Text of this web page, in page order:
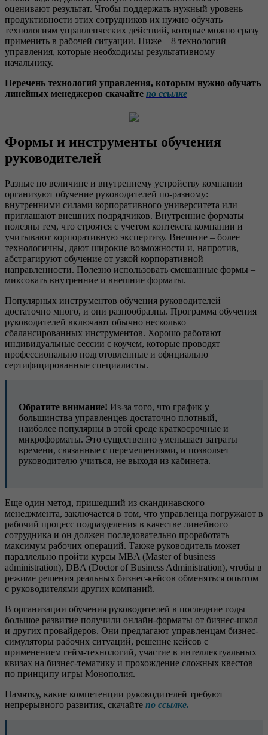
оценивают результат. Чтобы поддержать нужный уровень
продуктивности этих сотрудников их нужно обучать
технологиям управленческих действий, которые можно сразу
применить в рабочей ситуации. Ниже – 8 технологий
управления, которые необходимы результативному
начальнику.
Перечень технологий управления, которым нужно обучать
линейных менеджеров скачайте по ссылке
Формы и инструменты обучения
руководителей
Разные по величине и внутреннему устройству компании
организуют обучение руководителей по-разному:
внутренними силами корпоративного университета или
приглашают внешних подрядчиков. Внутренние форматы
полезны тем, что строятся с учетом контекста компании и
учитывают корпоративную экспертизу. Внешние – более
технологичны, дают широкие возможности и, напротив,
абстрагируют обучение от узкой корпоративной
направленности. Полезно использовать смешанные формы –
миксовать внутренние и внешние форматы.
Популярных инструментов обучения руководителей
достаточно много, и они разнообразны. Программа обучения
руководителей включают обычно несколько
сбалансированных инструментов. Хорошо работают
индивидуальные сессии с коучем, которые проводят
профессионально подготовленные и официально
сертифицированные специалисты.
Обратите внимание! Из-за того, что график у
большинства управленцев достаточно плотный,
наиболее популярны в этой среде краткосрочные и
микроформаты. Это существенно уменьшает затраты
времени, связанные с перемещениями, и позволяет
руководителю учиться, не выходя из кабинета.
Еще один метод, пришедший из скандинавского
менеджмента, заключается в том, что управленца погружают в
рабочий процесс подразделения в качестве линейного
сотрудника и он должен последовательно проработать
максимум рабочих операций. Также руководитель может
параллельно пройти курсы MBA (Master of business
administration), DBA (Doctor of Business Administration), чтобы в
режиме решения реальных бизнес-кейсов обменяться опытом
с руководителями других компаний.
В организации обучения руководителей в последние годы
большое развитие получили онлайн-форматы от бизнес-школ
и других провайдеров. Они предлагают управленцам бизнес-
симуляторы рабочих ситуаций, решение кейсов с
применением гейм-технологий, участие в интеллектуальных
квизах на бизнес-тематику и прохождение сложных квестов
по принципу игры Монополия.
Памятку, какие компетенции руководителей требуют
непрерывного развития, скачайте по ссылке.